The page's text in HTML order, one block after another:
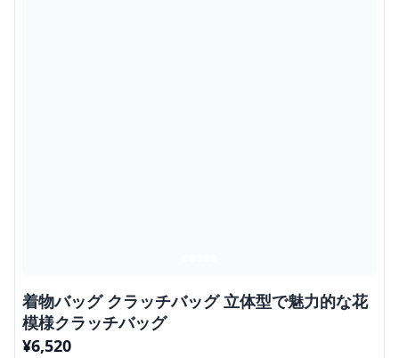
着物バッグ クラッチバッグ 立体型で魅力的な花
模様クラッチバッグ
¥6,520